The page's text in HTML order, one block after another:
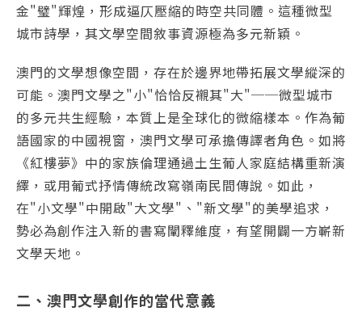
金"璧"輝煌，形成逼仄壓縮的時空共同體。這種微型
城市詩學，其文學空間敘事資源極為多元新穎。
澳門的文學想像空間，存在於邊界地帶拓展文學縱深的
可能。澳門文學之"小"恰恰反襯其"大"──微型城市
的多元共生經驗，本質上是全球化的微縮樣本。作為葡
語國家的中國視窗，澳門文學可承擔傳譯者角色。如將
《紅樓夢》中的家族倫理通過土生葡人家庭結構重新演
繹，或用葡式抒情傳統改寫嶺南民間傳說。如此，
在"小文學"中開啟"大文學"、"新文學"的美學追求，
勢必為創作注入新的書寫闡釋維度，有望開闢一方嶄新
文學天地。
二、澳門文學創作的當代意義